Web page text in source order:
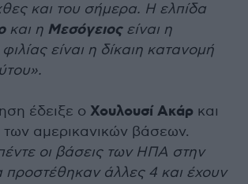
και του σήμερα. Η ελπίδα
και η Μεσόγειοςείναι η
είναι η δίκαιη κατανομή
έδειξε ο Χουλουσί Ακάρ και
των αμερικανικών βάσεων.
οι βάσεις των ΗΠΑ στην
άλλες 4 και έχουν